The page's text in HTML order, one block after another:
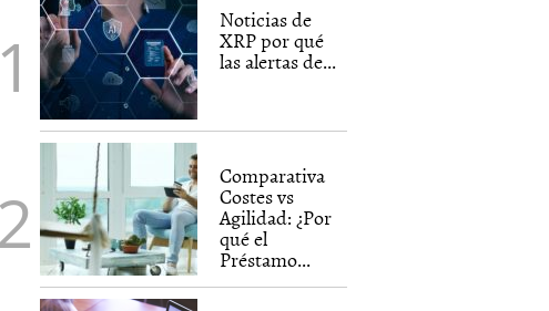
Noticias de
XRP por qué
las alertas de...
Comparativa
Costes vs
Agilidad: ¿Por
qué el
Préstamo...